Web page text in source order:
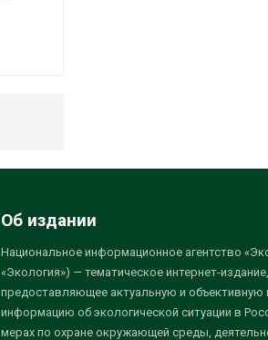
Об издании
Национальное информационное агентство
«Экология») — тематическое интернет-издание,
предоставляющее актуальную и объективную
информацию об экологической ситуации в
мерах по охране окружающей среды,